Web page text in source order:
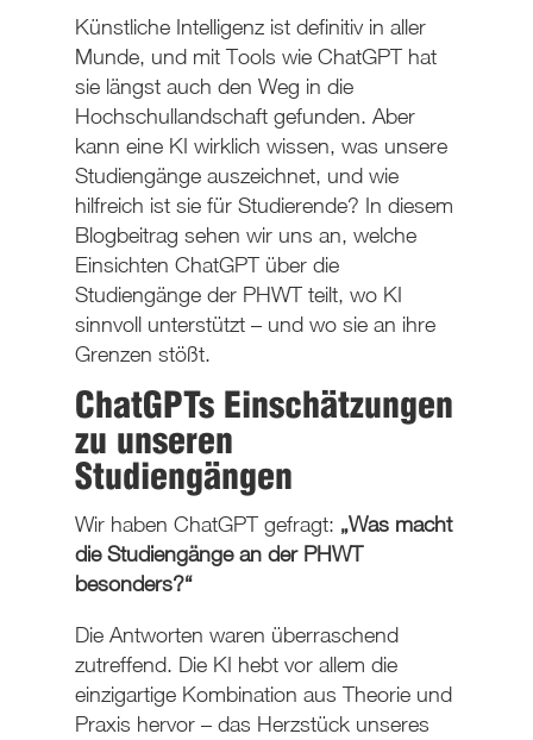
Künstliche Intelligenz ist definitiv in aller
Munde, und mit Tools wie ChatGPT hat
sie längst auch den Weg in die
Hochschullandschaft gefunden. Aber
kann eine KI wirklich wissen, was unsere
Studiengänge auszeichnet, und wie
hilfreich ist sie für Studierende? In diesem
Blogbeitrag sehen wir uns an, welche
Einsichten ChatGPT über die
Studiengänge der PHWT teilt, wo KI
sinnvoll unterstützt – und wo sie an ihre
Grenzen stößt.
ChatGPTs Einschätzungen
zu unseren
Studiengängen
Wir haben ChatGPT gefragt: „Was macht
die Studiengänge an der PHWT
besonders?“
Die Antworten waren überraschend
zutreffend. Die KI hebt vor allem die
einzigartige Kombination aus Theorie und
Praxis hervor – das Herzstück unseres